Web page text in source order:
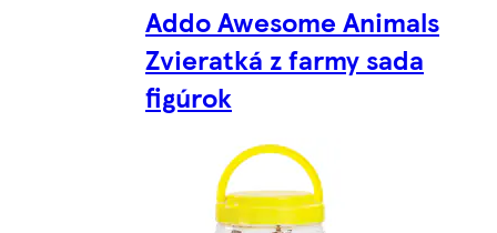
Addo Awesome Animals
Zvieratká z farmy sada
figúrok